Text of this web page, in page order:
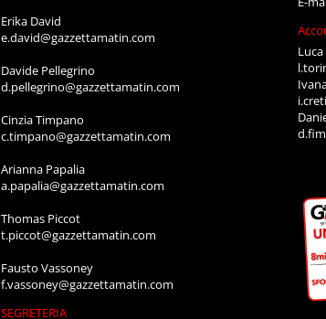
Erika David
e.david@gazzettamatin.com
Davide Pellegrino
d.pellegrino@gazzettamatin.com
Cinzia Timpano
c.timpano@gazzettamatin.com
Arianna Papalia
a.papalia@gazzettamatin.com
Thomas Piccot
t.piccot@gazzettamatin.com
Fausto Vassoney
f.vassoney@gazzettamatin.com
SEGRETERIA